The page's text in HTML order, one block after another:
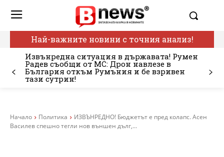
Най-важните новини с точния анализ!
Извънредна ситуация в държавата! Румен
Радев съобщи от МС: Дрон навлезе в
България откъм Румъния и бе взривен
тази сутрин!
Начало Политика
ИЗВЪНРЕДНО! Бюджетът е пред колапс. Асен
Василев спешно тегли нов външен дълг,...